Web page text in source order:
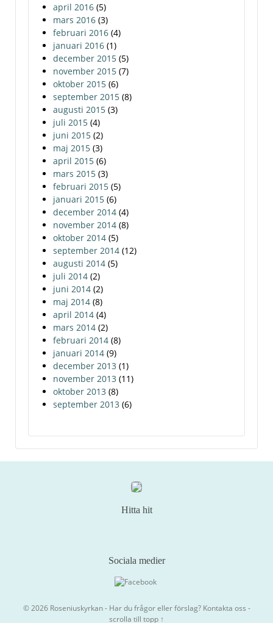
april 2016 (5)
mars 2016 (3)
februari 2016 (4)
januari 2016 (1)
december 2015 (5)
november 2015 (7)
oktober 2015 (6)
september 2015 (8)
augusti 2015 (3)
juli 2015 (4)
juni 2015 (2)
maj 2015 (3)
april 2015 (6)
mars 2015 (3)
februari 2015 (5)
januari 2015 (6)
december 2014 (4)
november 2014 (8)
oktober 2014 (5)
september 2014 (12)
augusti 2014 (5)
juli 2014 (2)
juni 2014 (2)
maj 2014 (8)
april 2014 (4)
mars 2014 (2)
februari 2014 (8)
januari 2014 (9)
december 2013 (1)
november 2013 (11)
oktober 2013 (8)
september 2013 (6)
Hitta hit
Sociala medier
© 2026 Roseniuskyrkan- Har du frågor eller förslag? Kontakta oss -
scrolla till topp ↑